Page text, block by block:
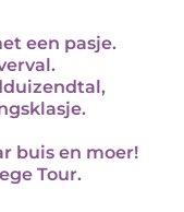
een pasje.
buis en moer!
Tour.